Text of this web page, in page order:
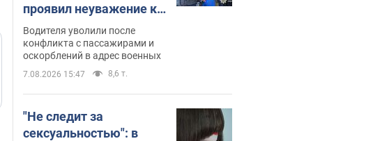
проявил неуважение к
украинским военным и
поплатился за это.
Видео
Водителя уволили после
конфликта с пассажирами и
оскорблений в адрес военных
7.08.2026 15:47 8,6 т.
"Не следит за
сексуальностью": в